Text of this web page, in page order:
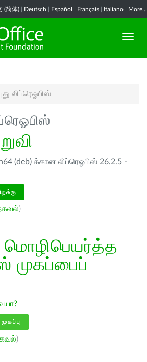
(简体) Deutsch Español Français Italiano More...
லிப்ரெஓபிஸ்
(deb) க்கான லிப்ரெஓபிஸ் 26.2.5 -
)
முகப்பைப்
)